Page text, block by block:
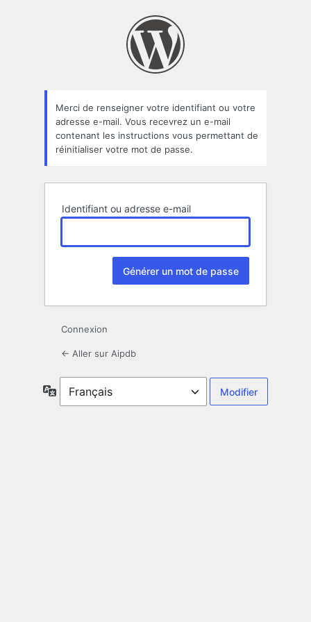
oublié
Merci de renseigner votre identifiant ou votre
adresse e-mail. Vous recevrez un e-mail
contenant les instructions vous permettant de
réinitialiser votre mot de passe.
Identifiant ou adresse e-mail
Connexion
← Aller sur Aipdb
Langue